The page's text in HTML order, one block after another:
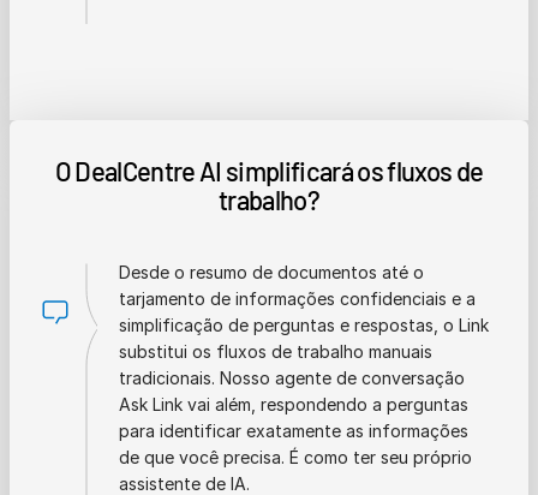
O DealCentre AI simplificará os fluxos de
trabalho?
Desde o resumo de documentos até o
tarjamento de informações confidenciais e a
simplificação de perguntas e respostas, o Link
substitui os fluxos de trabalho manuais
tradicionais. Nosso agente de conversação
Ask Link vai além, respondendo a perguntas
para identificar exatamente as informações
de que você precisa. É como ter seu próprio
assistente de IA.